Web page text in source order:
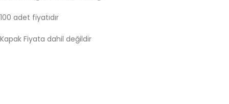
100 adet fiyatıdır
Kapak Fiyata dahil değildir